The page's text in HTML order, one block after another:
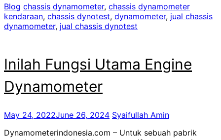
Blog chassis dynamometer, chassis dynamometer
kendaraan, chassis dynotest, dynamometer, jual chassis
dynamometer, jual chassis dynotest
Inilah Fungsi Utama Engine
Dynamometer
May 24, 2022June 26, 2024 Syaifullah Amin
Dynamometerindonesia.com – Untuk sebuah pabrik